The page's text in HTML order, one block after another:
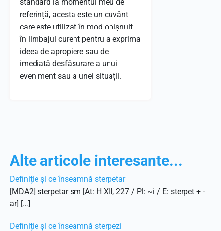
standard la momentul meu de
referință, acesta este un cuvânt
care este utilizat în mod obișnuit
în limbajul curent pentru a exprima
ideea de apropiere sau de
imediată desfășurare a unui
eveniment sau a unei situații.
Alte articole interesante...
Definiție și ce înseamnă sterpetar
[MDA2] sterpetar sm [At: H XII, 227 / Pl: ~i / E: sterpet + -
ar] […]
Definiție și ce înseamnă sterpezi